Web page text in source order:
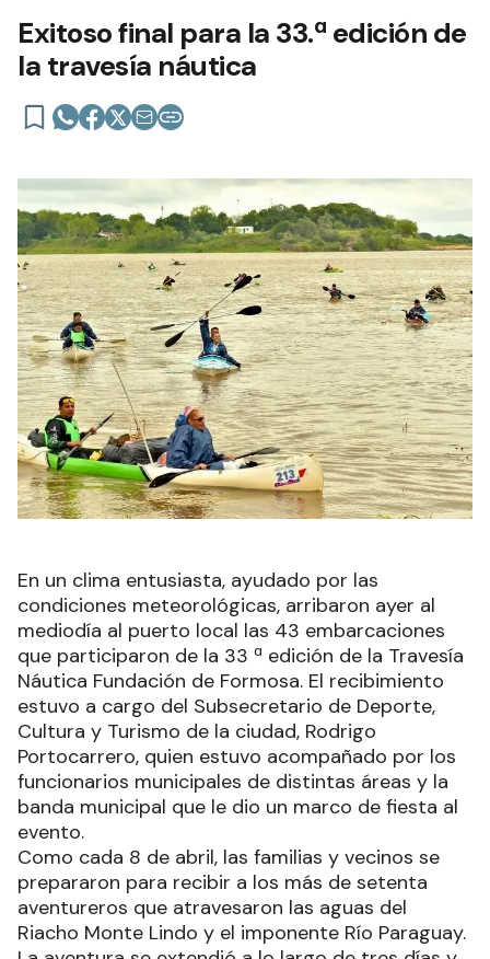
Exitoso final para la 33.ª edición de
la travesía náutica
En un clima entusiasta, ayudado por las
condiciones meteorológicas, arribaron ayer al
mediodía al puerto local las 43 embarcaciones
que participaron de la 33 ª edición de la Travesía
Náutica Fundación de Formosa. El recibimiento
estuvo a cargo del Subsecretario de Deporte,
Cultura y Turismo de la ciudad, Rodrigo
Portocarrero, quien estuvo acompañado por los
funcionarios municipales de distintas áreas y la
banda municipal que le dio un marco de fiesta al
evento.
Como cada 8 de abril, las familias y vecinos se
prepararon para recibir a los más de setenta
aventureros que atravesaron las aguas del
Riacho Monte Lindo y el imponente Río Paraguay.